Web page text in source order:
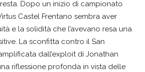
Dopo un inizio di campionato
Castel Frentano sembra aver
e la solidità che l’avevano resa una
La sconfitta contro il San
dall’exploit di Jonathan
riflessione profonda in vista delle